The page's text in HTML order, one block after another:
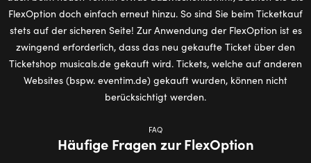
FlexOption doch einfach erneut hinzu. So sind Sie beim Ticketkauf
stets auf der sicheren Seite! Zur Anwendung der FlexOption ist es
zwingend erforderlich, dass das neu gekaufte Ticket über den
Ticketshop musicals.de gekauft wird. Tickets, welche auf anderen
Websites (bspw. eventim.de) gekauft wurden, können nicht
berücksichtigt werden.
FAQ
Häufige Fragen zur FlexOption